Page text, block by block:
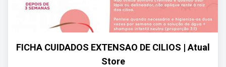
FICHA CUIDADOS EXTENSAO DE CILIOS | Atual
Store